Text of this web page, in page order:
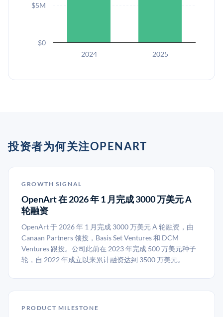
2024 2025
$0
$5M
投资者为何关注OPENART
GROWTH SIGNAL
OpenArt 在 2026 年 1 月完成 3000 万美元 A
轮融资
OpenArt 于 2026 年 1 月完成 3000 万美元 A 轮融资，由
Canaan Partners 领投，Basis Set Ventures 和 DCM
Ventures 跟投。公司此前在 2023 年完成 500 万美元种子
轮，自 2022 年成立以来累计融资达到 3500 万美元。
PRODUCT MILESTONE